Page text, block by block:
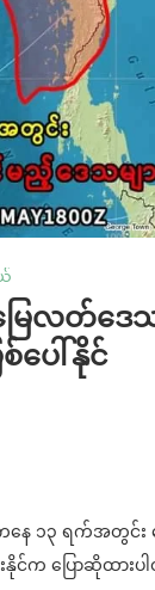
ေလတ်ဒေသ
ပေါ်နိုင်
နေ ၁၃ ရက်အတွင်
င်က ပြောဆိုထားပ